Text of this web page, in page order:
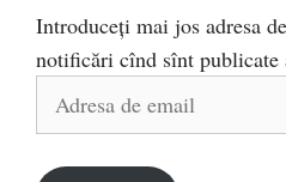
Introduceți mai jos adresa
notificări cînd sînt publicate
Adresa